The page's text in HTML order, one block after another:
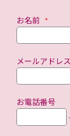
お名前
メールアドレス
お電話番号